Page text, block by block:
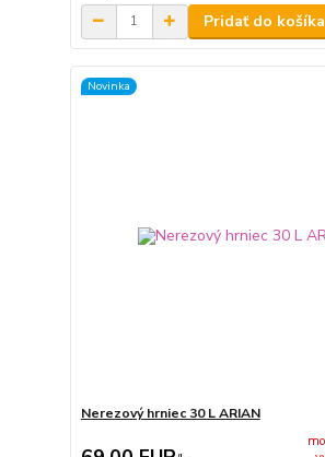
Pridať do košíka
Novinka
Nerezový hrniec 30 L ARIAN